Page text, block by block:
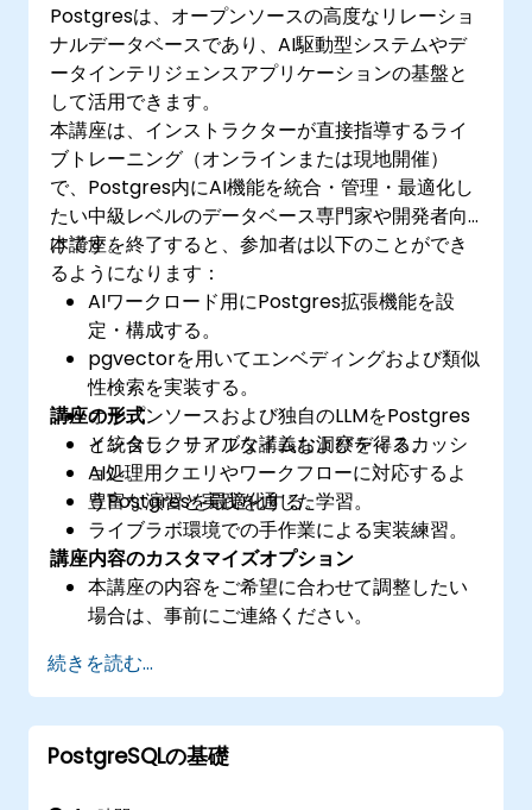
Postgresは、オープンソースの高度なリレーショ
ナルデータベースであり、AI駆動型システムやデ
ータインテリジェンスアプリケーションの基盤と
して活用できます。
本講座は、インストラクターが直接指導するライ
ブトレーニング（オンラインまたは現地開催）
で、Postgres内にAI機能を統合・管理・最適化し
たい中級レベルのデータベース専門家や開発者向
けです。
本講座を終了すると、参加者は以下のことができ
るようになります：
AIワークロード用にPostgres拡張機能を設
定・構成する。
pgvectorを用いてエンベディングおよび類似
性検索を実装する。
オープンソースおよび独自のLLMをPostgres
と統合し、リアルタイムな洞察を得る。
AI処理用クエリやワークフローに対応するよ
うPostgresを最適化する。
講座の形式
インタラクティブな講義およびディスカッシ
ョン。
豊富な演習と実践を通じた学習。
ライブラボ環境での手作業による実装練習。
講座内容のカスタマイズオプション
本講座の内容をご希望に合わせて調整したい
場合は、事前にご連絡ください。
続きを読む...
PostgreSQLの基礎